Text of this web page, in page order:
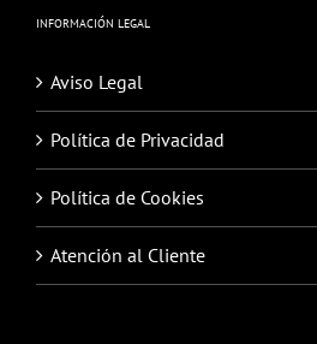
INFORMACIÓN LEGAL
Aviso Legal
Política de Privacidad
Política de Cookies
Atención al Cliente